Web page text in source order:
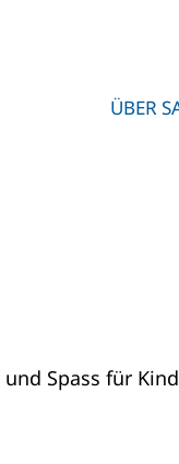
ÜBER
Spass für